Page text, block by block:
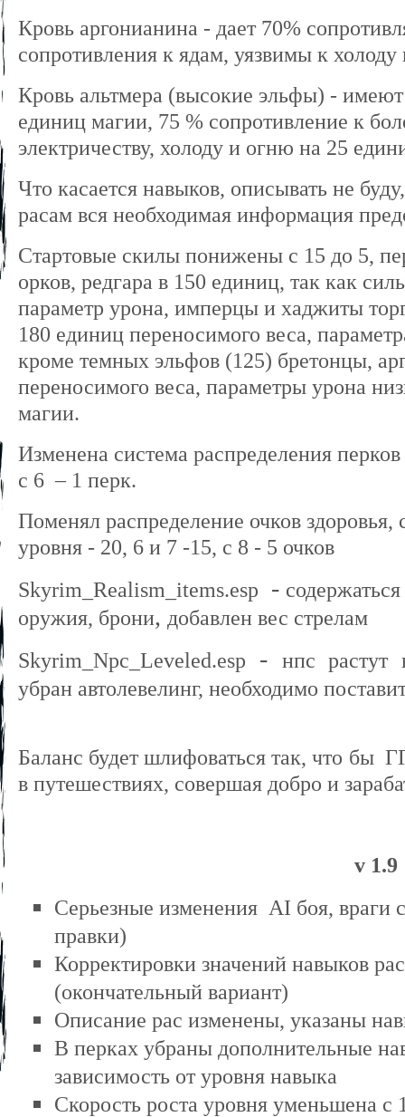
Кровь аргонианина - дает 70%
сопротивления к ядам, уязвимы к
Кровь альтмера (высокие эльфы) -
единиц магии, 75 % сопротивление к
электричеству, холоду и огню на 25
Что касается навыков, описывать не
расам вся необходимая информация
Стартовые скилы понижены с 15 до 5,
орков, редгара в 150 единиц, так как
параметр урона, имперцы и хаджиты
180 единиц переносимого веса,
кроме темных эльфов (125) бретонцы,
переносимого веса, параметры урона
магии.
Изменена система распределения
с 6 – 1 перк.
Поменял распределение очков
уровня - 20, 6 и 7 -15, с 8 - 5 очков
Skyrim_Realism_items.esp
-
оружия, брони, добавлен вес стрелам
Skyrim_Npc_Leveled.esp
-
нпс растут
убран автолевелинг, необходимо
Баланс будет шлифоваться так, что бы
в путешествиях, совершая добро и
v 1.9
Серьезные изменения AI боя, враги
правки)
Корректировки значений навыков
(окончательный вариант)
Описание рас изменены, указаны
В перках убраны дополнительные
зависимость от уровня навыка
Скорость роста уровня уменьшена с